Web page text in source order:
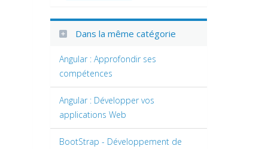
Dans la même catégorie
Angular : Approfondir ses
compétences
Angular : Développer vos
applications Web
BootStrap - Développement de